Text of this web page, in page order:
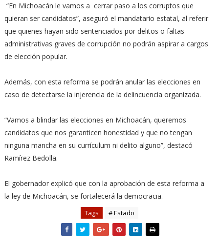
“En Michoacán le vamos a cerrar paso a los corruptos que
quieran ser candidatos”, aseguró el mandatario estatal, al referir
que quienes hayan sido sentenciados por delitos o faltas
administrativas graves de corrupción no podrán aspirar a cargos
de elección popular.
Además, con esta reforma se podrán anular las elecciones en
caso de detectarse la injerencia de la delincuencia organizada.
“Vamos a blindar las elecciones en Michoacán, queremos
candidatos que nos garanticen honestidad y que no tengan
ninguna mancha en su currículum ni delito alguno”, destacó
Ramírez Bedolla.
El gobernador explicó que con la aprobación de esta reforma a
la ley de Michoacán, se fortalecerá la democracia.
Tags # Estado